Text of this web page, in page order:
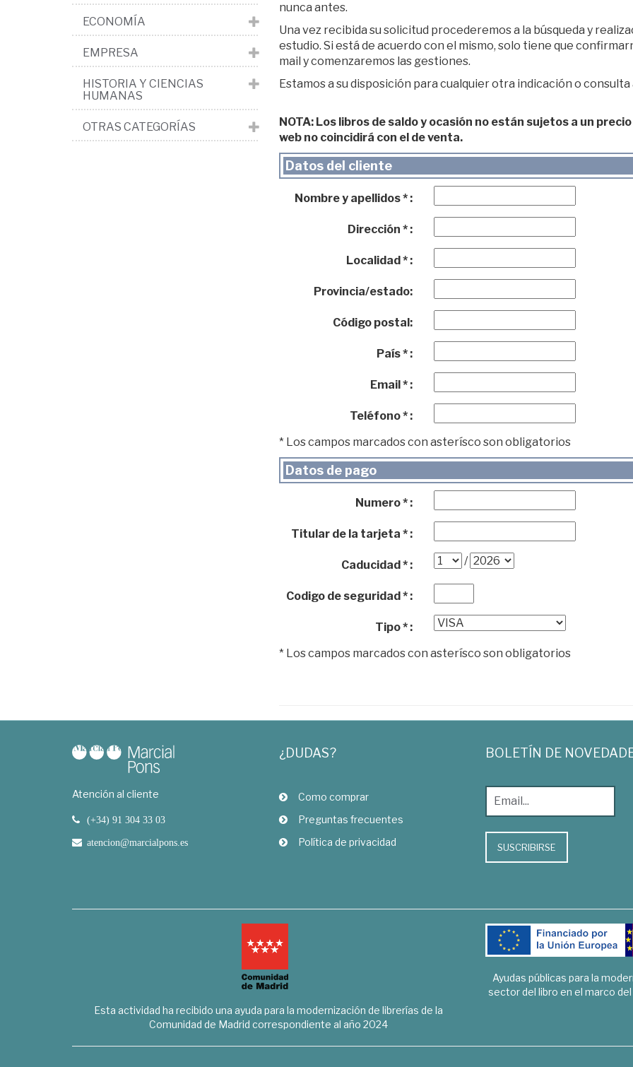
nunca antes.
Una vez recibida su solicitud procederemos a la búsqueda y
estudio. Si está de acuerdo con el mismo, solo tiene que confirmarnos su presupuesto en respuesta a nuestro e-
mail y comenzaremos las gestiones.
Estamos a su disposición para cualquier otra indicación o
NOTA: Los libros de saldo y ocasión no están sujetos a un
web no coincidirá con el de venta.
Datos del cliente
Nombre y apellidos * :
Dirección * :
Localidad * :
Provincia/estado:
Código postal:
País * :
Email * :
Teléfono * :
* Los campos marcados con asterísco son obligatorios
Datos de pago
Numero * :
Titular de la tarjeta * :
Caducidad * : /
Codigo de seguridad * :
Tipo * :
* Los campos marcados con asterísco son obligatorios
ECONOMÍA
EMPRESA
HISTORIA Y CIENCIAS
HUMANAS
OTRAS CATEGORÍAS
Atención al cliente
(+34) 91 304 33 03
atencion@marcialpons.es
¿DUDAS?
Como comprar
Preguntas frecuentes
Política de privacidad
BOLETÍN DE
SUSCRIBIRSE
Esta actividad ha recibido una ayuda para la modernización de librerías de la
Comunidad de Madrid correspondiente al año 2024
Ayudas públicas para la
sector del libro en el marco